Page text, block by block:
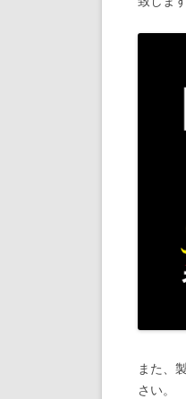
また、
さい。